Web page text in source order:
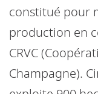
constitué pour
production en
CRVC
Champagne).